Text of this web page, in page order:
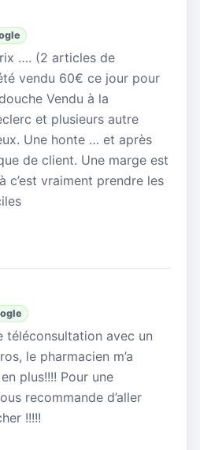
…. (2 articles de
vendu 60€ ce jour pour
Vendu à la
et plusieurs autre
Une honte … et après
de client. Une marge est
c’est vraiment prendre les
téléconsultation avec un
le pharmacien m’a
plus!!!! Pour une
recommande d’aller
!!!!!